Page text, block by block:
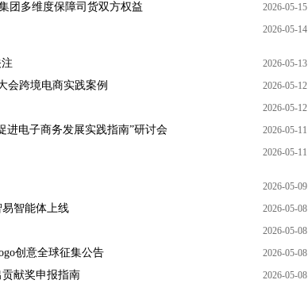
团多维度保障司货双方权益 2026-05-15
2026-05-14
2026-05-13
会跨境电商实践案例 2026-05-12
2026-05-12
进电子商务发展实践指南”研讨会 2026-05-11
2026-05-11
2026-05-09
智能体上线 2026-05-08
2026-05-08
创意全球征集公告 2026-05-08
献奖申报指南 2026-05-08